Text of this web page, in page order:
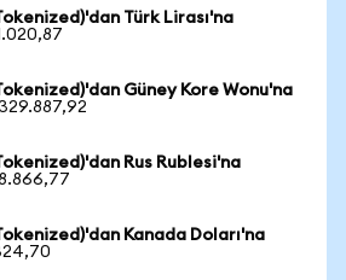
Türk Lirası'na
Güney Kore Wonu'na
Rus Rublesi'na
Kanada Doları'na